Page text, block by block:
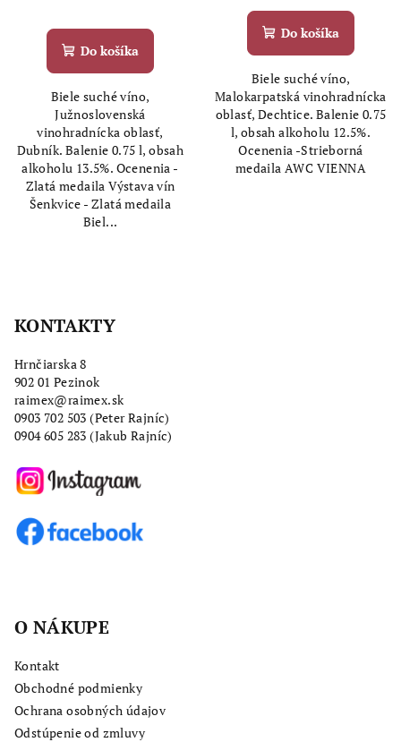
hodnotenie
produktu
z
5
hviezdičiek.
Do košíka
Biele suché víno,
Južnoslovenská
vinohradnícka oblasť,
Dubník. Balenie 0.75 l, obsah
alkoholu 13.5%. Ocenenia -
Zlatá medaila Výstava vín
Šenkvice - Zlatá medaila
Biel...
hodnotenie
produktu
z
5
hviezdičiek.
Do košíka
Biele suché víno,
Malokarpatská vinohradnícka
oblasť, Dechtice. Balenie 0.75
l, obsah alkoholu 12.5%.
Ocenenia -Strieborná
medaila AWC VIENNA
KONTAKTY
Hrnčiarska 8
902 01 Pezinok
raimex@raimex.sk
0903 702 503 (Peter Rajníc)
0904 605 283 (Jakub Rajníc)
O NÁKUPE
Kontakt
Obchodné podmienky
Ochrana osobných údajov
Odstúpenie od zmluvy